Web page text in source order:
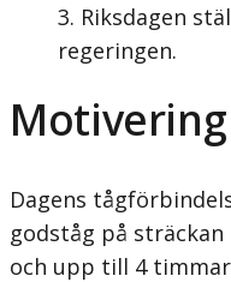
Riksdagen
regeringen.
Motivering
Dagens
godståg på
och upp till 4